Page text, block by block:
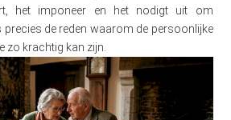
het imponeer en het nodigt uit om
precies de reden waarom de persoonlijke
zo krachtig kan zijn.